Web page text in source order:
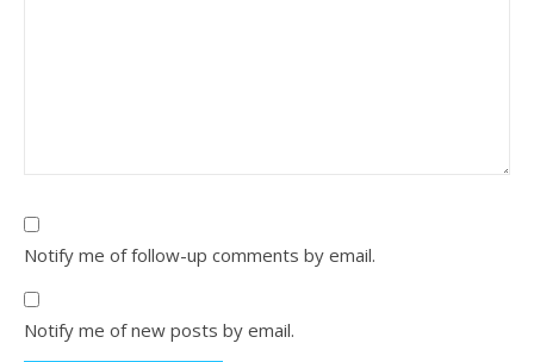
Notify me of follow-up comments by email.
Notify me of new posts by email.